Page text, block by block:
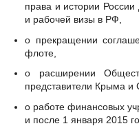
права и истории
и рабочей визы в РФ,
о прекращении
флоте,
о расширении
представители Крыма и
о работе финансовых
и после 1 января 2015